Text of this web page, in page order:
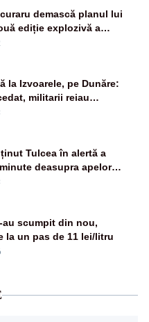
demască planul lui
ediție explozivă a
Zilei” la Realitatea PLUS
la Izvoarele, pe Dunăre:
militarii reiau
– VIDEO
Tulcea în alertă a
deasupra apelor
fost ridicate două F-16
au scumpit din nou,
la un pas de 11 lei/litru